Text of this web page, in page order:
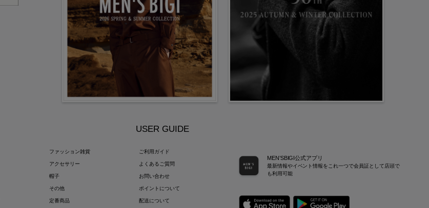
ファッション雑貨
アクセサリー
帽子
その他
定番商品
USER GUIDE
ご利用ガイド
よくあるご質問
お問い合わせ
ポイントについて
配送について
MEN’SBIGI公式アプリ
最新情報やイベント情報をこれ一つで会員証として店頭で
も利用可能